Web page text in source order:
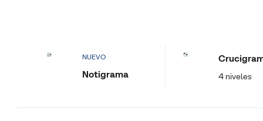
NUEVO
Notigrama 4 niveles